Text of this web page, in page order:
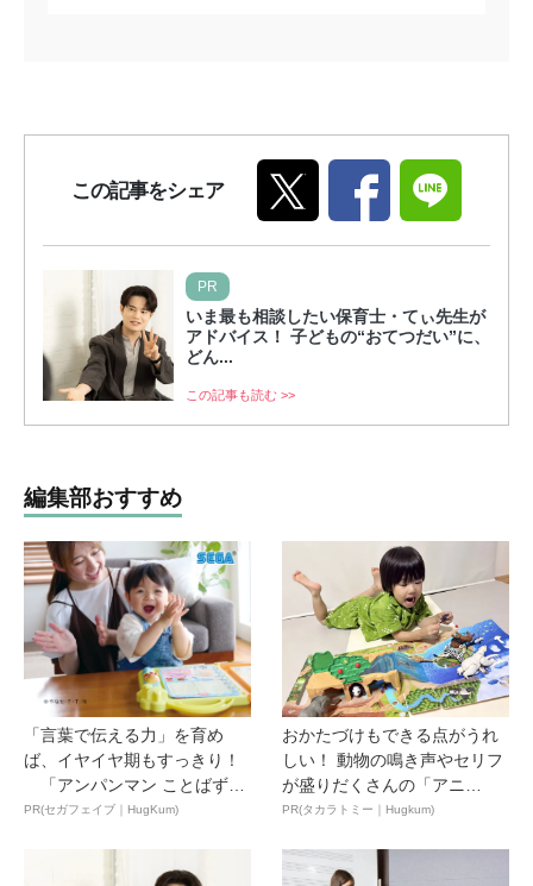
この記事をシェア
PR
いま最も相談したい保育士・てぃ先生が
アドバイス！ 子どもの“おてつだい”に、
どん...
この記事も読む >>
編集部おすすめ
「言葉で伝える力」を育め
ば、イヤイヤ期もすっきり！
「アンパンマン ことばずか
ん...
PR(セガフェイブ｜HugKum)
おかたづけもできる点がうれ
しい！ 動物の鳴き声やセリフ
が盛りだくさんの「アニ
ア ...
PR(タカラトミー｜Hugkum)